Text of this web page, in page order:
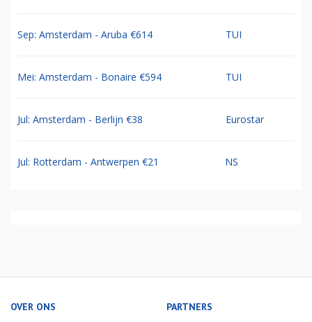
Sep: Amsterdam - Aruba €614 TUI
Mei: Amsterdam - Bonaire €594 TUI
Jul: Amsterdam - Berlijn €38 Eurostar
Jul: Rotterdam - Antwerpen €21 NS
OVER ONS PARTNERS